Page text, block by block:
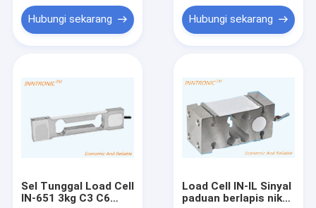
Sel Beban Balok Geser
sel beban baja tahan karat
Pengontrol Indikator Berat
Hubungi sekarang Hubungi sekarang
Sel Tunggal Load Cell
IN-651 3kg C3 C6
Load Cell IN-IL Sinyal
paduan berlapis nikel